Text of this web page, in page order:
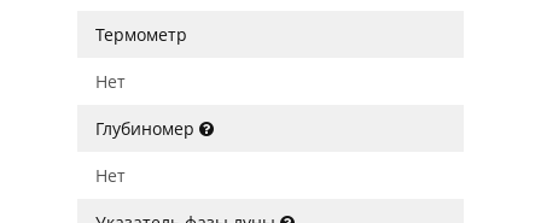
Термометр
Нет
Глубиномер
Нет